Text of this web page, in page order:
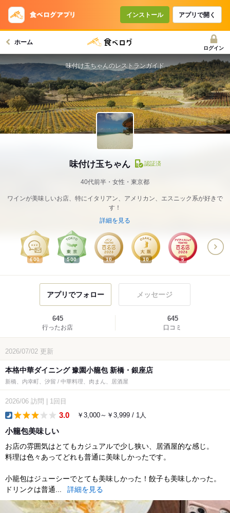
インストール アプリで開く
ホーム
ログイン
味付け玉ちゃん 認証済
40代前半・女性・東京都
ワインが美味しいお店、特にイタリアン、アメリカン、エスニック系が好きで
す！
詳細を見る
600 500 10 10 5
味付け玉ちゃんのレストランガイド
アプリでフォロー メッセージ
645
行ったお店
645
口コミ
2026/07/02 更新
本格中華ダイニング 豫園小籠包 新橋・銀座店
新橋、内幸町、汐留 / 中華料理、肉まん、居酒屋
2026/06 訪問 1回目
3.0 ￥3,000～￥3,999 / 1人
小籠包美味しい
お店の雰囲気はとてもカジュアルで少し狭い、居酒屋的な感じ。
料理は色々あってどれも普通に美味しかったです。
小籠包はジューシーでとても美味しかった！餃子も美味しかった。
ドリンクは普通...
詳細を見る